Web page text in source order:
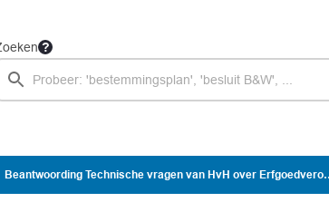
Beantwoording Technische vragen van HvH over Erfgoedverordening